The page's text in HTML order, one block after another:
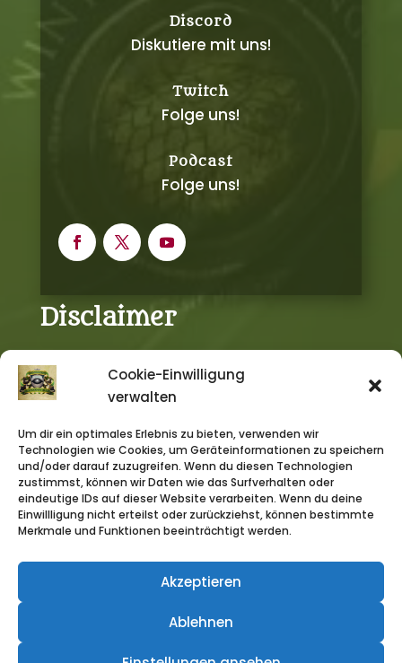
Cookie-Einwilligung
verwalten
Um dir ein optimales Erlebnis zu bieten, verwenden wir
Technologien wie Cookies, um Geräteinformationen zu speichern
und/oder darauf zuzugreifen. Wenn du diesen Technologien
zustimmst, können wir Daten wie das Surfverhalten oder
eindeutige IDs auf dieser Website verarbeiten. Wenn du deine
Einwillligung nicht erteilst oder zurückziehst, können bestimmte
Merkmale und Funktionen beeinträchtigt werden.
Akzeptieren
Ablehnen
Discord
Diskutiere mit uns!
Twitch
Folge uns!
Podcast
Folge uns!
Disclaimer
DAS SCHWARZE AUGE, DIE SCHWARZE KATZE,
AVENTURIA, AVENTURIEN, DERE, MYRANOR,
sind eingetragene Marken der Ulisses Spiele
GmbH, Waldems. Die Verwendung von
Grafiken auf der Homepage, in Streams,
Videos und Podcast erfolgt unter den von
Ulisses Spiele erlaubten Richtlinien. Eine
Verwendung über diese Richtlinien hinaus
darf nur nach vorheriger schriftlicher
Distribution GmbH erfolgen.